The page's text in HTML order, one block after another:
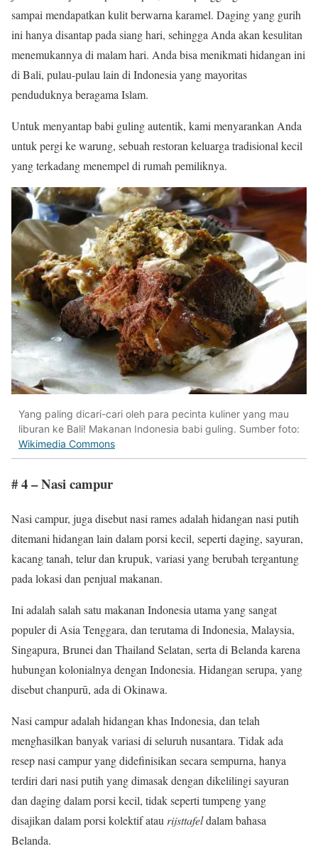
sampai mendapatkan kulit berwarna karamel. Daging yang gurih
ini hanya disantap pada siang hari, sehingga Anda akan kesulitan
menemukannya di malam hari. Anda bisa menikmati hidangan ini
di Bali, pulau-pulau lain di Indonesia yang mayoritas
penduduknya beragama Islam.
Untuk menyantap babi guling autentik, kami menyarankan Anda
untuk pergi ke warung, sebuah restoran keluarga tradisional kecil
yang terkadang menempel di rumah pemiliknya.
Yang paling dicari-cari oleh para pecinta kuliner yang mau
liburan ke Bali! Makanan Indonesia babi guling. Sumber foto:
Wikimedia Commons
# 4 – Nasi campur
Nasi campur, juga disebut nasi rames adalah hidangan nasi putih
ditemani hidangan lain dalam porsi kecil, seperti daging, sayuran,
kacang tanah, telur dan krupuk, variasi yang berubah tergantung
pada lokasi dan penjual makanan.
Ini adalah salah satu makanan Indonesia utama yang sangat
populer di Asia Tenggara, dan terutama di Indonesia, Malaysia,
Singapura, Brunei dan Thailand Selatan, serta di Belanda karena
hubungan kolonialnya dengan Indonesia. Hidangan serupa, yang
disebut chanpurū, ada di Okinawa.
Nasi campur adalah hidangan khas Indonesia, dan telah
menghasilkan banyak variasi di seluruh nusantara. Tidak ada
resep nasi campur yang didefinisikan secara sempurna, hanya
terdiri dari nasi putih yang dimasak dengan dikelilingi sayuran
dan daging dalam porsi kecil, tidak seperti tumpeng yang
disajikan dalam porsi kolektif atau rijsttafeldalam bahasa
Belanda.